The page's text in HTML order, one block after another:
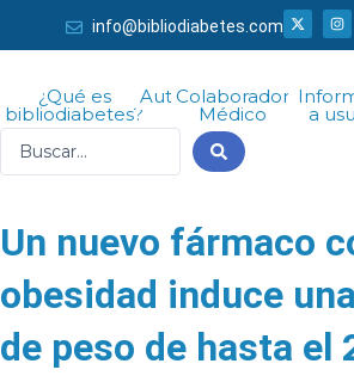
al
info@bibliodiabetes.com
X
-
t
t
t
I
n
s
r
a
¿Qué es
bibliodiabetes?
AutorColaborador
Médico a
Un nuevo fármaco
obesidad induce
de peso de hasta el